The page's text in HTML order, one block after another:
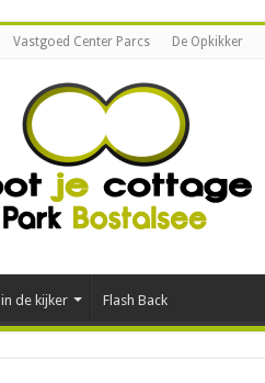
Vastgoed Center Parcs De Opkikker
in de kijker Flash Back